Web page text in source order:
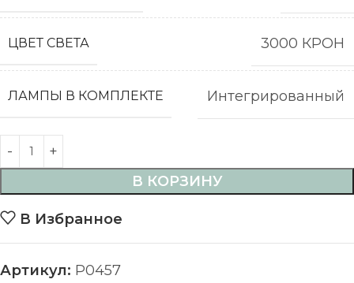
ЦВЕТ СВЕТА 3000 КРОН
ЛАМПЫ В КОМПЛЕКТЕ Интегрированный
В КОРЗИНУ
В Избранное
Артикул: P0457